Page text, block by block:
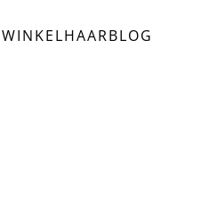
WINKELHAARBLOG